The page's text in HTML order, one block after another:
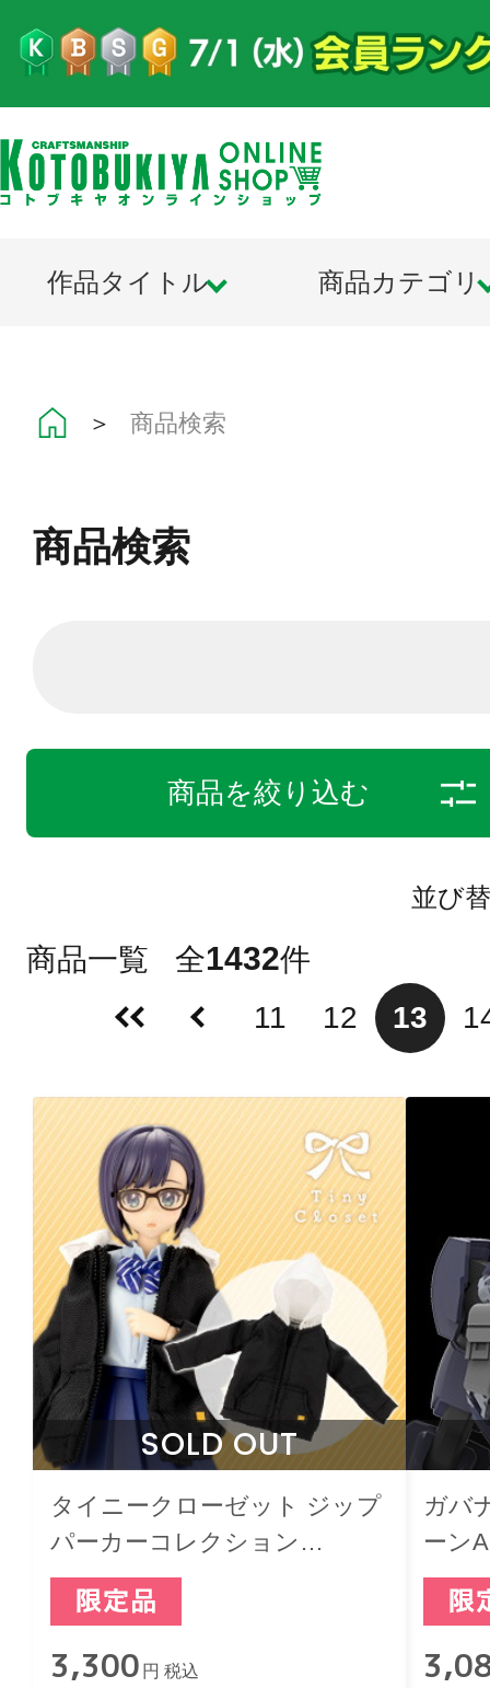
作品タイトル 商品カテゴリ
＞ 商品検索
商品検索
商品を絞り込む
並び
商品一覧 全1432件
11
12 13
SOLD OUT
タイニークローゼット ジップ
パーカーコレクション
Vol.2【Black】
3,300 円 税込
ガバ
ーンA1
ラ”